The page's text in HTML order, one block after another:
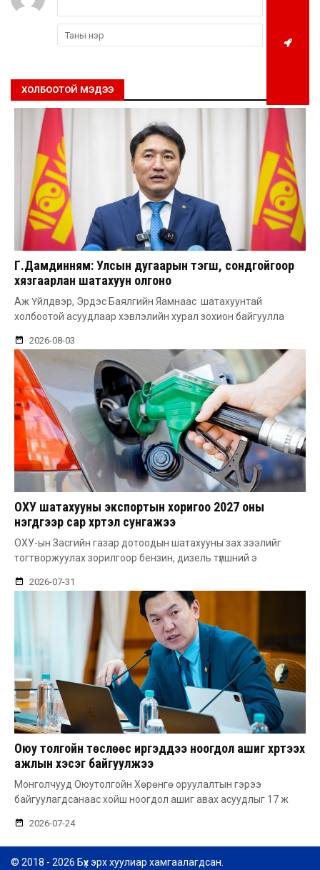
ХОЛБООТОЙ МЭДЭЭ
Г.Дамдинням: Улсын дугаарын тэгш, сондгойгоор
хязгаарлан шатахуун олгоно
Аж Үйлдвэр, Эрдэс Баялгийн Яамнаас шатахуунтай
холбоотой асуудлаар хэвлэлийн хурал зохион байгуулла
2026-08-03
ОХУ шатахууны экспортын хоригоо 2027 оны
нэгдүгээр сар хүртэл сунгажээ
ОХУ-ын Засгийн газар дотоодын шатахууны зах зээлийг
тогтворжуулах зорилгоор бензин, дизель түлшний э
2026-07-31
Оюу толгойн төслөөс иргэддээ ноогдол ашиг хүртээх
ажлын хэсэг байгуулжээ
Монголчууд Оюутолгойн Хөрөнгө оруулалтын гэрээ
байгуулагдсанаас хойш ноогдол ашиг авах асуудлыг 17 ж
2026-07-24
© 2018 - 2026 Бүх эрх хуулиар хамгаалагдсан.